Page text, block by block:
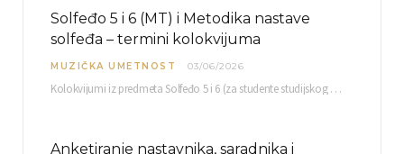
Solfeđo 5 i 6 (MT) i Metodika nastave
solfeđa – termini kolokvijuma
MUZIČKA UMETNOST 03/06/2026
Kolokvijumi iz predmeta Solfeđo 5 i 6 (za studente studijskog programa Muzička teorija) i Metodika…
Anketiranje nastavnika, saradnika i